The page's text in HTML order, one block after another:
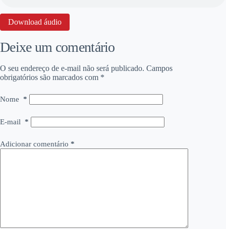
Download áudio
Deixe um comentário
O seu endereço de e-mail não será publicado. Campos
obrigatórios são marcados com *
Nome *
E-mail *
Adicionar comentário *